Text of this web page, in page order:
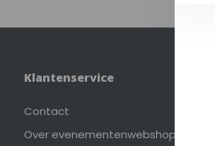
Klantenservice
Contact
Over evenementenwebshop.nl